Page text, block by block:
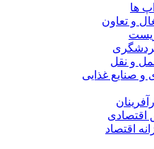
ها
و تعاون
و نقل
و صنایع غذایی
اقتصادی
اقتصاد